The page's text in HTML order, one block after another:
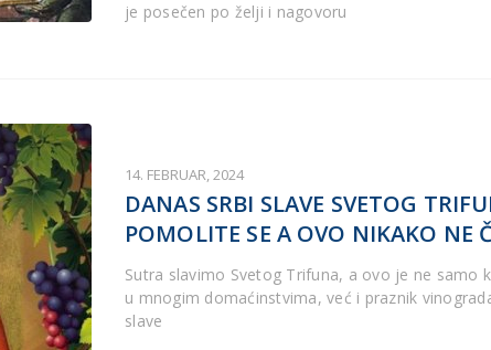
je posečen po želji i nagovoru
14. FEBRUAR, 2024
DANAS SRBI SLAVE SVETOG
POMOLITE SE A OVO NIKAKO NE
Sutra slavimo Svetog Trifuna, a ovo je ne samo
u mnogim domaćinstvima, već i praznik
slave